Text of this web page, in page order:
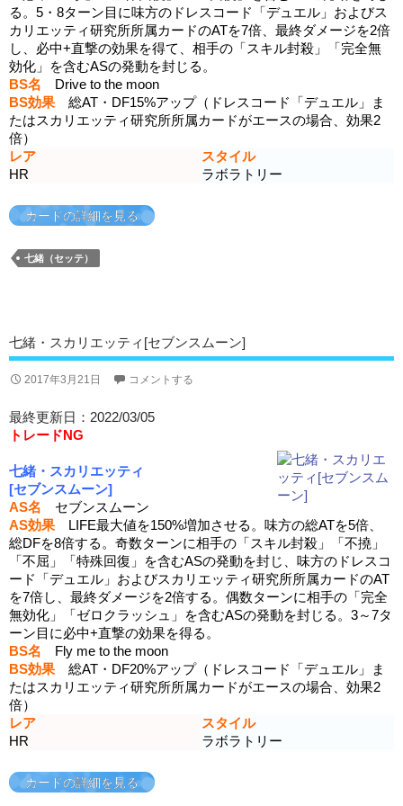
る。5・8ターン目に味方のドレスコード「デュエル」およびス
カリエッティ研究所所属カードのATを7倍、最終ダメージを2倍
し、必中+直撃の効果を得て、相手の「スキル封殺」「完全無
効化」を含むASの発動を封じる。
BS名 Drive to the moon
BS効果 総AT・DF15%アップ（ドレスコード「デュエル」ま
たはスカリエッティ研究所所属カードがエースの場合、効果2
倍）
レア
スタイル
HR
ラボラトリー
カードの詳細を見る
七緒（セッテ）
七緒・スカリエッティ[セブンスムーン]
2017年3月21日 コメントする
最終更新日：2022/03/05
トレードNG
七緒・スカリエッティ
[セブンスムーン]
AS名 セブンスムーン
AS効果 LIFE最大値を150%増加させる。味方の総ATを5倍、
総DFを8倍する。奇数ターンに相手の「スキル封殺」「不撓」
「不屈」「特殊回復」を含むASの発動を封じ、味方のドレスコ
ード「デュエル」およびスカリエッティ研究所所属カードのAT
を7倍し、最終ダメージを2倍する。偶数ターンに相手の「完全
無効化」「ゼロクラッシュ」を含むASの発動を封じる。3～7タ
ーン目に必中+直撃の効果を得る。
BS名 Fly me to the moon
BS効果 総AT・DF20%アップ（ドレスコード「デュエル」ま
たはスカリエッティ研究所所属カードがエースの場合、効果2
倍）
レア
スタイル
HR
ラボラトリー
カードの詳細を見る